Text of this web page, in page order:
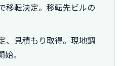
移転決定。移転先ビルの
、見積もり取得。現地調
。